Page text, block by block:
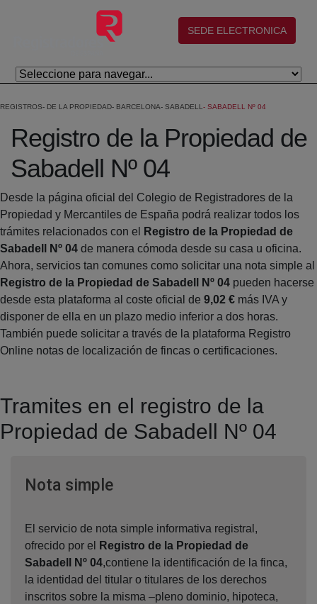
Salta al contingut principal
(abre en nueva ventana)
SEDE ELECTRONICA
REGISTROS DE LA PROPIEDAD BARCELONA SABADELL SABADELL Nº 04
Registro de la Propiedad de
Sabadell Nº 04
Desde la página oficial del Colegio de Registradores de la
Propiedad y Mercantiles de España podrá realizar todos los
trámites relacionados con el
Registro de la Propiedad de
Sabadell Nº 04 de manera cómoda desde su casa u oficina.
Ahora, servicios tan comunes como solicitar una nota simple al
Registro de la Propiedad de Sabadell Nº 04 pueden hacerse
desde esta plataforma al coste oficial de 9,02 € más IVA y
disponer de ella en un plazo medio inferior a dos horas.
También puede solicitar a través de la plataforma Registro
Online notas de localización de fincas o certificaciones.
Tramites en el registro de la
Propiedad de Sabadell Nº 04
Nota simpleVentana nueva
El servicio de nota simple informativa registral,
ofrecido por el
Registro de la Propiedad de
Sabadell Nº 04,contiene la identificación de la finca,
la identidad del titular o titulares de los derechos
inscritos sobre la misma –pleno dominio, hipoteca,